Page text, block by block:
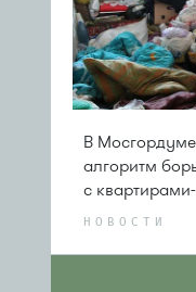
В
алгоритм
с
НОВОСТИ